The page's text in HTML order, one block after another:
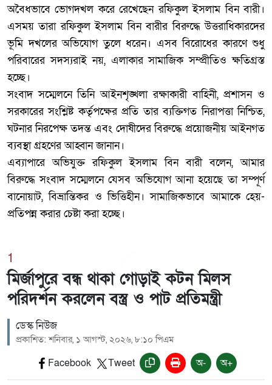
অবৈধভাবে ভোগদখল করে রেখেছেন রফিকুল ইসলাম বিন বারী।
এসময় তারা রফিকুল ইসলাম বিন বারীর বিরুদ্ধে উত্তরাধিকারদের
ভূমি দখলের অভিযোগ তুলে ধরেন। এসব বিরোধের কারণে শুধু
পরিবারের সদস্যরাই নয়, এলাকার সামাজিক সম্প্রীতিও ক্ষতিগ্রস্ত
হচ্ছে।
‎সংবাদ সম্মেলনে তিনি আইনশৃঙ্খলা রক্ষাকারী বাহিনী, প্রশাসন ও
সরকারের সংশ্লিষ্ট কর্তৃপক্ষের প্রতি তার ব্যক্তিগত নিরাপত্তা নিশ্চিত,
ঘটনার নিরপেক্ষ তদন্ত এবং দোষীদের বিরুদ্ধে প্রয়োজনীয় আইনগত
ব্যবস্থা গ্রহণের আহ্বান জানান।
‎এব্যাপারে অভিযুক্ত রফিকুল ইসলাম বিন বারী বলেন, আমার
বিরুদ্ধে সংবাদ সম্মেলনে যেসব অভিযোগ আনা হয়েছে তা সম্পূর্ণ
বানোয়াট, বিভ্রান্তিকর ও ভিত্তিহীন। সামাজিকভাবে আমাকে হেয়-
প্রতিপন্ন করার চেষ্টা করা হচ্ছে।
1
মির্জাপুরে বন্ধ থাকা গোড়াই কটন মিলস
পরিদর্শন করলেন বস্ত্র ও পাট প্রতিমন্ত্রী
ডেস্ক নিউজ
প্রকাশিত: শনিবার, ১ আগস্ট, ২০২৬, ৮:১০ পিএম
Facebook Tweet অ- অ+